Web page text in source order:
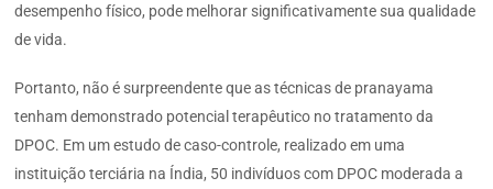
desempenho físico, pode melhorar significativamente sua qualidade
de vida.
Portanto, não é surpreendente que as técnicas de pranayama
tenham demonstrado potencial terapêutico no tratamento da
DPOC. Em um estudo de caso-controle, realizado em uma
instituição terciária na Índia, 50 indivíduos com DPOC moderada a